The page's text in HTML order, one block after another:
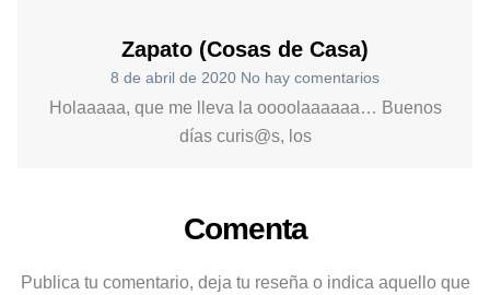
Zapato (Cosas de Casa)
8 de abril de 2020 No hay comentarios
Holaaaaa, que me lleva la oooolaaaaaa… Buenos
días curis@s, los
Comenta
Publica tu comentario, deja tu reseña o indica aquello que